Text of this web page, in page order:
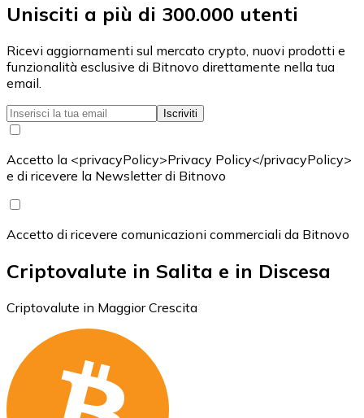
Unisciti a più di 300.000 utenti
Ricevi aggiornamenti sul mercato crypto, nuovi prodotti e
funzionalità esclusive di Bitnovo direttamente nella tua
email.
Iscriviti
Accetto la <privacyPolicy>Privacy Policy</privacyPolicy>
e di ricevere la Newsletter di Bitnovo
Accetto di ricevere comunicazioni commerciali da Bitnovo
Criptovalute in Salita e in Discesa
Criptovalute in Maggior Crescita